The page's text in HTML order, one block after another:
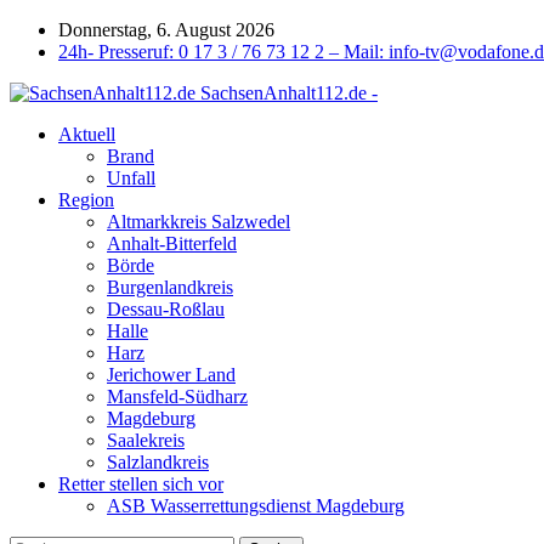
Donnerstag, 6. August 2026
24h- Presseruf: 0 17 3 / 76 73 12 2 – Mail: info-
SachsenAnhalt112.de -
Aktuell
Brand
Unfall
Region
Altmarkkreis Salzwedel
Anhalt-Bitterfeld
Börde
Burgenlandkreis
Dessau-Roßlau
Halle
Harz
Jerichower Land
Mansfeld-Südharz
Magdeburg
Saalekreis
Salzlandkreis
Retter stellen sich vor
ASB Wasserrettungsdienst Magdeburg